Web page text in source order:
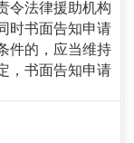
令法律援助机构
时书面告知申请
件的，应当维持
，书面告知申请